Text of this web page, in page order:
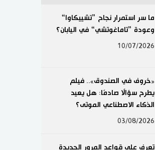
Русский
ما سر استمرار نجاح ”تشييكاوا“
وعودة ”تاماغوتشي“ في اليابان؟
10/07/2026
«خروف في الصندوق».. فيلم
يطرح سؤالًا صادمًا: هل يعيد
الذكاء الاصطناعي الموتى؟
03/08/2026
تعرف على قواعد المرور الجديدة